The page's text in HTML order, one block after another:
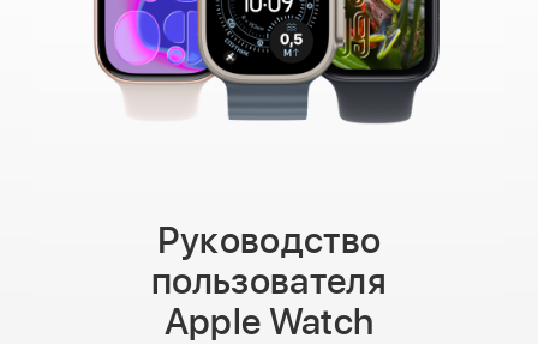
Руководство
пользователя
Apple Watch